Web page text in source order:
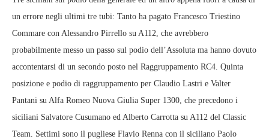
un errore negli ultimi tre tubi: Tanto ha pagato Francesco Triestino
Commare con Alessandro Pirrello su A112, che avrebbero
probabilmente messo un passo sul podio dell’Assoluta ma hanno dovuto
accontentarsi di un secondo posto nel Raggruppamento RC4. Quinta
posizione e podio di raggruppamento per Claudio Lastri e Valter
Pantani su Alfa Romeo Nuova Giulia Super 1300, che precedono i
siciliani Salvatore Cusumano ed Alberto Carrotta su A112 del Classic
Team. Settimi sono il pugliese Flavio Renna con il siciliano Paolo